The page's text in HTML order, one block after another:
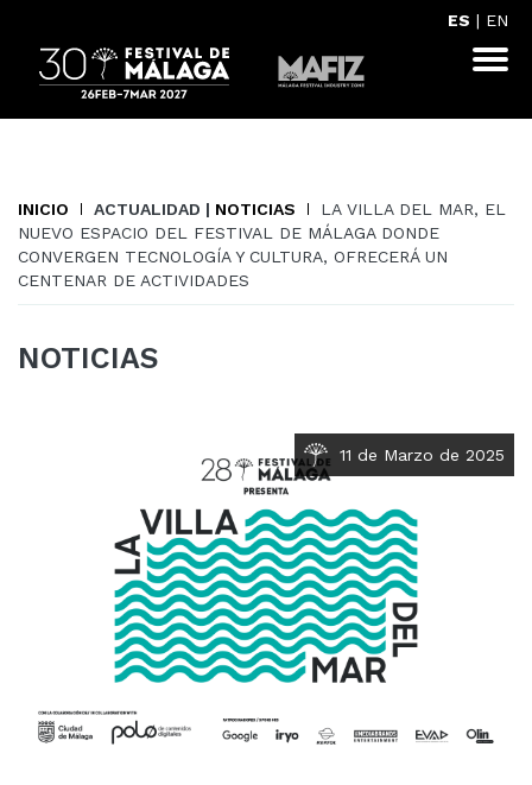
ES | EN
INICIO ACTUALIDAD | NOTICIAS
LA VILLA DEL MAR, EL
NUEVO ESPACIO DEL FESTIVAL DE MÁLAGA DONDE
CONVERGEN TECNOLOGÍA Y CULTURA, OFRECERÁ UN
CENTENAR DE ACTIVIDADES
NOTICIAS
11 de Marzo de 2025